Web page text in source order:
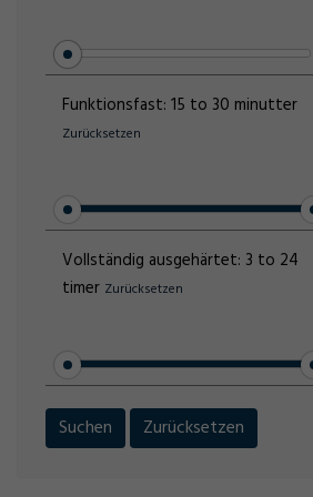
Funktionsfast: 15 to 30 minutter
Zurücksetzen
Vollständig ausgehärtet: 3 to 24
timer Zurücksetzen
Suchen Zurücksetzen